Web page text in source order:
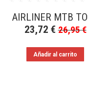
AIRLINER MTB
23,72 € 26,95€
Añadir al carrito